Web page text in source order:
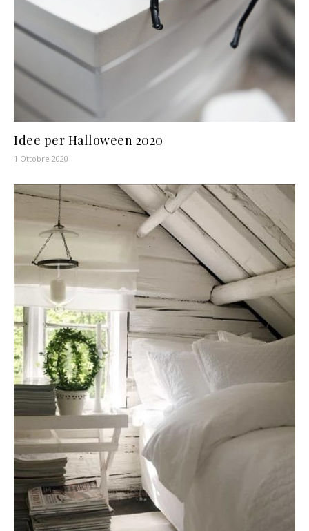
Idee per Halloween 2020
1 Ottobre 2020